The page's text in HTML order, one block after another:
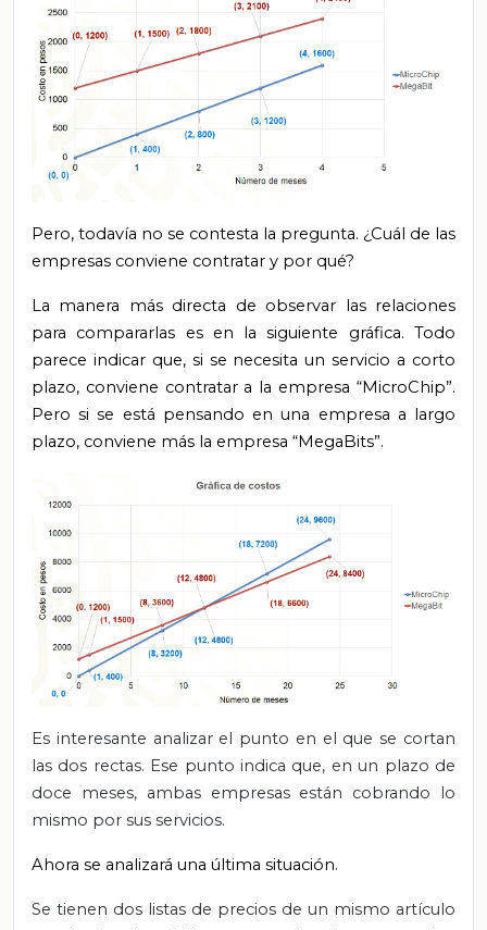
Pero, todavía no se contesta la pregunta. ¿Cuál de las
empresas conviene contratar y por qué?
La manera más directa de observar las relaciones
para compararlas es en la siguiente gráfica. Todo
parece indicar que, si se necesita un servicio a corto
plazo, conviene contratar a la empresa “MicroChip”.
Pero si se está pensando en una empresa a largo
plazo, conviene más la empresa “MegaBits”.
Es interesante analizar el punto en el que se cortan
las dos rectas. Ese punto indica que, en un plazo de
doce meses, ambas empresas están cobrando lo
mismo por sus servicios.
Ahora se analizará una última situación.
Se tienen dos listas de precios de un mismo artículo